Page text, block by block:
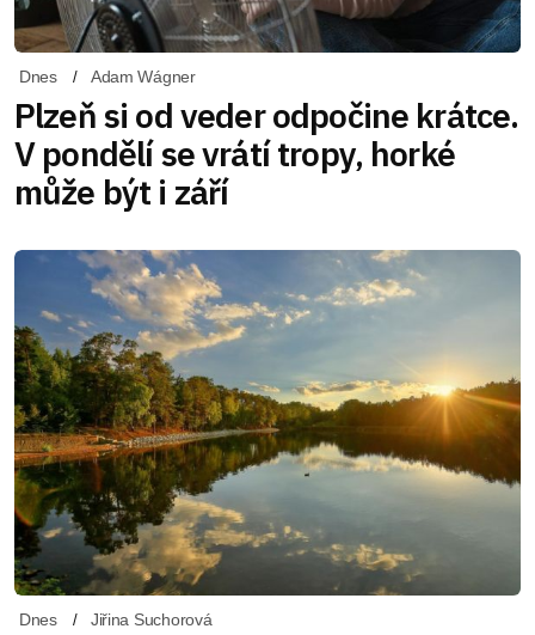
Dnes Adam Wágner
Plzeň si od veder odpočine krátce.
V pondělí se vrátí tropy, horké
může být i září
Dnes Jiřina Suchorová